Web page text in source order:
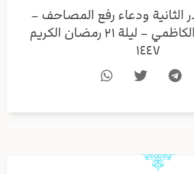
الثانية ودعاء رفع المصاحف –
الشيخ حبيب الكاظمي – ليلة ۲۱ رمضان الكريم
١٤٤۷